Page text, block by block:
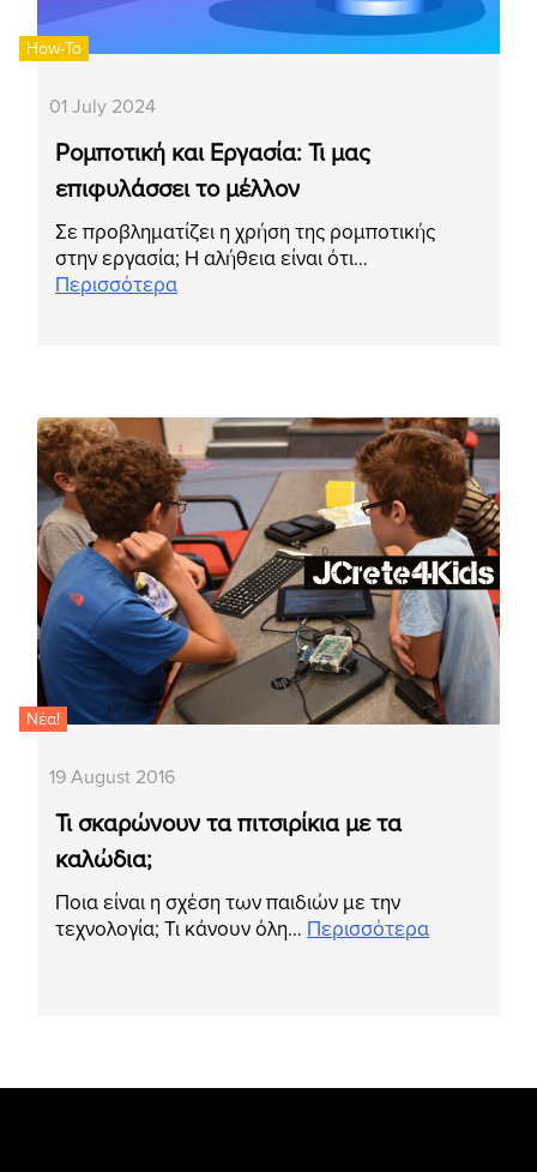
How-To
01 July 2024
Ρομποτική και Εργασία: Τι μας
επιφυλάσσει το μέλλον
Σε προβληματίζει η χρήση της ρομποτικής
στην εργασία; Η αλήθεια είναι ότι…
Περισσότερα
Νέα!
19 August 2016
Τι σκαρώνουν τα πιτσιρίκια με τα
καλώδια;
Ποια είναι η σχέση των παιδιών με την
τεχνολογία; Τι κάνουν όλη… Περισσότερα